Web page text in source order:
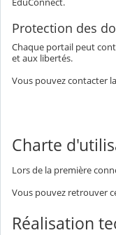
Protection des
Chaque portail peut
et aux libertés.
Vous pouvez contacter
Charte
Lors de la première
Vous pouvez retrouver
Réalisation